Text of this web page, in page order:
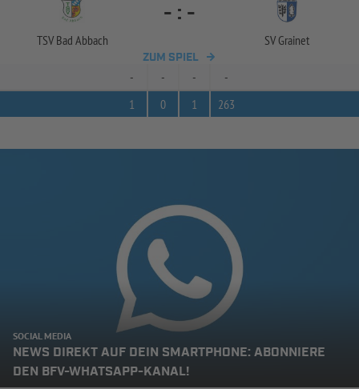
TSV Bad Abbach
- : -
SV Grainet
ZUM SPIEL
- - -
-
1
0 1 263
SOCIAL MEDIA
NEWS DIREKT AUF DEIN SMARTPHONE: ABONNIERE
DEN BFV-WHATSAPP-KANAL!